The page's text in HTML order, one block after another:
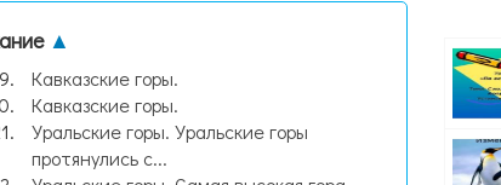
▲
Кавказские горы.
Кавказские горы.
Уральские горы. Уральские горы
протянулись с...